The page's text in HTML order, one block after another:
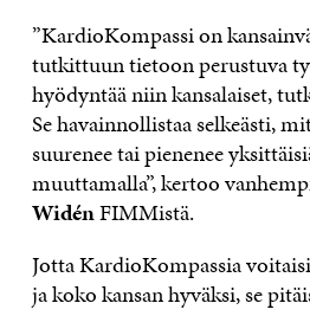
”KardioKompassi on
tutkittuun tietoon perustuva
hyödyntää niin kansalaiset,
Se havainnollistaa selkeästi,
suurenee tai pienenee
muuttamalla”, kertoo
WidénFIMMistä.
Jotta KardioKompassia
ja koko kansan hyväksi, se